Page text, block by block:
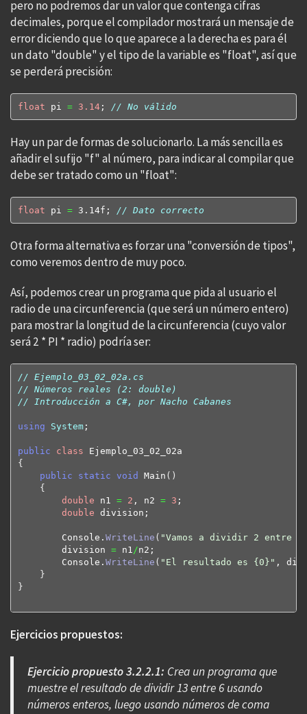
pero no podremos dar un valor que contenga cifras
decimales, porque el compilador mostrará un mensaje de
error diciendo que lo que aparece a la derecha es para él
un dato "double" y el tipo de la variable es "float", así que
se perderá precisión:
float pi = 3.14; // No válido
Hay un par de formas de solucionarlo. La más sencilla es
añadir el sufijo "f" al número, para indicar al compilar que
debe ser tratado como un "float":
float pi = 3.14f; // Dato correcto
Otra forma alternativa es forzar una "conversión de tipos",
como veremos dentro de muy poco.
Así, podemos crear un programa que pida al usuario el
radio de una circunferencia (que será un número entero)
para mostrar la longitud de la circunferencia (cuyo valor
será 2 * PI * radio) podría ser:
// Ejemplo_03_02_02a.cs
// Números reales (2: double)
// Introducción a C#, por Nacho Cabanes
using System;
public class
{
public
static void Main ( )
{
double n1 = 2 , n2 = 3 ;
double division;
        Console.
WriteLine ( "Vamos a dividir 2 entre
        division
= n1 /n2;
        Console.
WriteLine ( "El resultado es {0}" ,
}
}
Ejercicios propuestos:
Ejercicio propuesto 3.2.2.1: Crea un programa que
muestre el resultado de dividir 13 entre 6 usando
números enteros, luego usando números de coma